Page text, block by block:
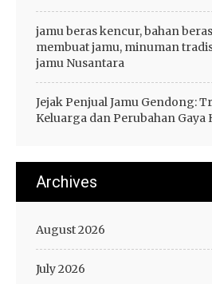
jamu beras kencur, bahan
membuat jamu, minuman
jamu Nusantara
Jejak Penjual Jamu Gendong:
Keluarga dan Perubahan
Archives
August 2026
July 2026